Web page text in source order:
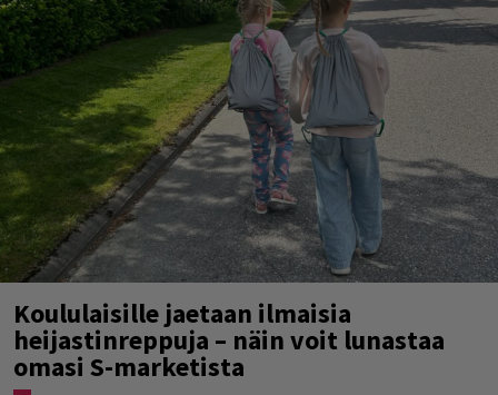
Koululaisille jaetaan ilmaisia
heijastinreppuja – näin voit lunastaa
omasi S-marketista